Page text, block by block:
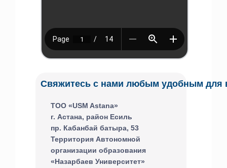
Свяжитесь с нами любым удобным для
ТОО «USM Astana»
г. Астана, район Есиль
пр. Кабанбай батыра, 53
Территория Автономной
организации образования
«Назарбаев Университет»